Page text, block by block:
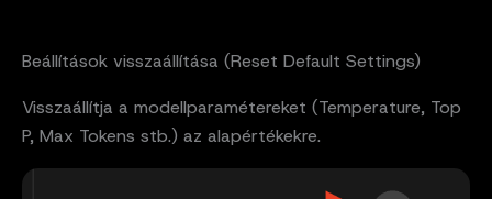
Beállítások visszaállítása (Reset Default Settings)
Visszaállítja a modellparamétereket (Temperature, Top
P, Max Tokens stb.) az alapértékekre.